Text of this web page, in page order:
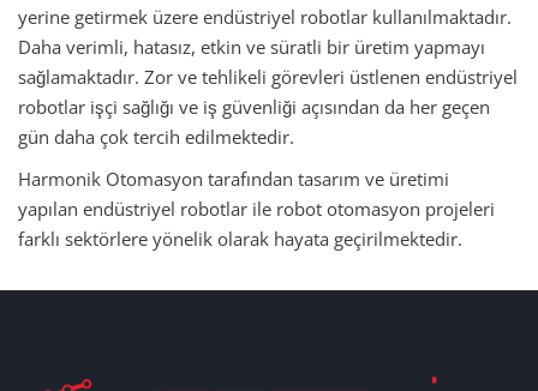
yerine getirmek üzere endüstriyel robotlar kullanılmaktadır.
Daha verimli, hatasız, etkin ve süratli bir üretim yapmayı
sağlamaktadır. Zor ve tehlikeli görevleri üstlenen endüstriyel
robotlar işçi sağlığı ve iş güvenliği açısından da her geçen
gün daha çok tercih edilmektedir.
Harmonik Otomasyon tarafından tasarım ve üretimi
yapılan endüstriyel robotlar ile robot otomasyon projeleri
farklı sektörlere yönelik olarak hayata geçirilmektedir.